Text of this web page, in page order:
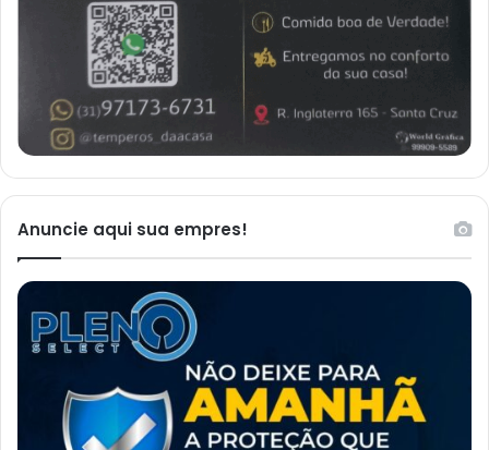
Anuncie aqui sua empres!